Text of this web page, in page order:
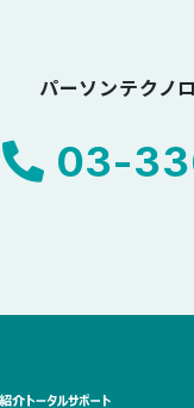
パーソンテクノ
03-